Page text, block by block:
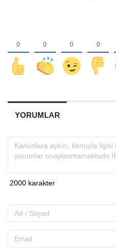
YORUMLAR